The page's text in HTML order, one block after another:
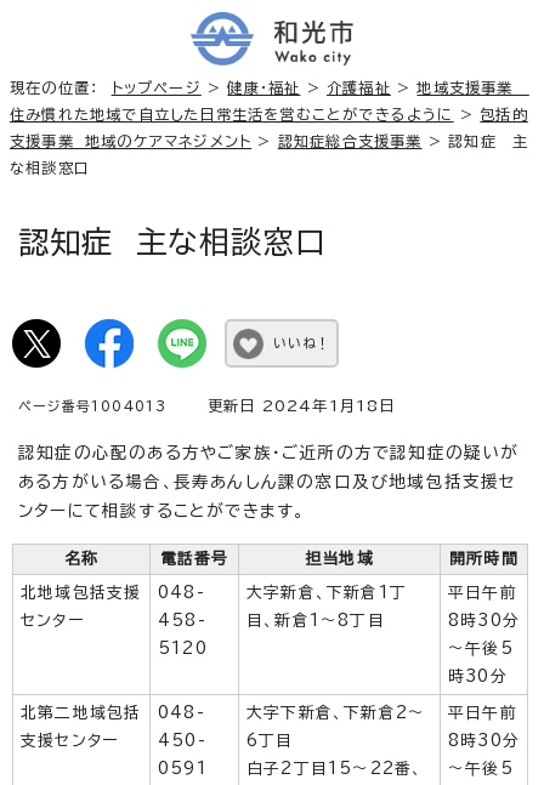
現在の位置： トップページ >健康・福祉 > 介護福祉 >地域支援事業
住み慣れた地域で自立した日常生活を営むことができるように
> 包括的
支援事業 地域のケアマネジメント > 認知症総合支援事業
> 認知症 主
な相談窓口
認知症 主な相談窓口
いいね！
ページ番号1004013 更新日 2024年1月18日
認知症の心配のある方やご家族・ご近所の方で認知症の疑いが
ある方がいる場合、長寿あんしん課の窓口及び地域包括支援セ
ンターにて相談することができます。
名称 電話番号 担当地域 開所時間
北地域包括支援
センター
048-
458-
5120
大字新倉、下新倉1丁
目、新倉1～8丁目
平日午前
8時30分
～午後5
時30分
北第二地域包括
支援センター
048-
450-
0591
大字下新倉、下新倉2～
6丁目
白子2丁目15～22番、
平日午前
8時30分
～午後5